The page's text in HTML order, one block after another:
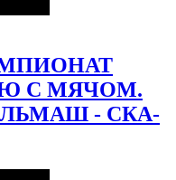
С МЯЧОМ.
- СКА-